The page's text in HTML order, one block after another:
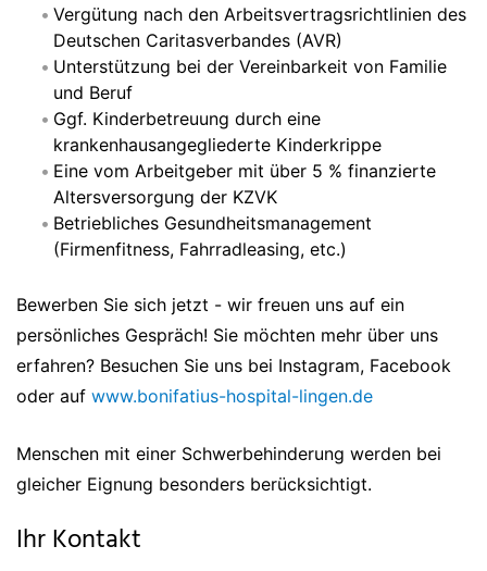
Vergütung nach den Arbeitsvertragsrichtlinien des
Deutschen Caritasverbandes (AVR)
Unterstützung bei der Vereinbarkeit von Familie
und Beruf
Ggf. Kinderbetreuung durch eine
krankenhausangegliederte Kinderkrippe
Eine vom Arbeitgeber mit über 5 % finanzierte
Altersversorgung der KZVK
Betriebliches Gesundheitsmanagement
(Firmenfitness, Fahrradleasing, etc.)
Bewerben Sie sich jetzt - wir freuen uns auf ein
persönliches Gespräch! Sie möchten mehr über uns
erfahren? Besuchen Sie uns bei Instagram, Facebook
oder auf www.bonifatius-hospital-lingen.de
Menschen mit einer Schwerbehinderung werden bei
gleicher Eignung besonders berücksichtigt.
Ihr Kontakt